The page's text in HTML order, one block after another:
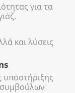
για τα
και λύσεις
υποστήριξης
συμβούλων